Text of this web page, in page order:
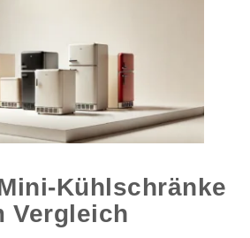
Kühlschränke
Vergleich